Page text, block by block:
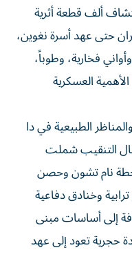
ألف قطعة أثرية
حتى عهد أسرة نغوين،
فخارية، وطوباً،
العسكرية
الطبيعية في دا
التنقيب شملت
محطة نام تشون وحصن
وخنادق دفاعية
إلى أساسات مبنى
حجرية تعود إلى عهد